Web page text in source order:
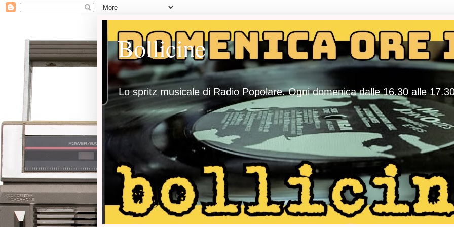
Bollicine
Lo spritz musicale di Radio Popolare. Ogni domenica dalle 16.30 alle